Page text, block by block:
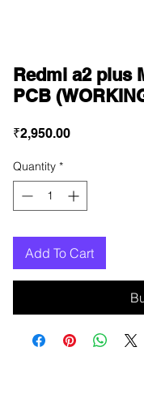
Redmi a2 plus
PCB
₹2,950.00Price
Quantity *
Add To Cart